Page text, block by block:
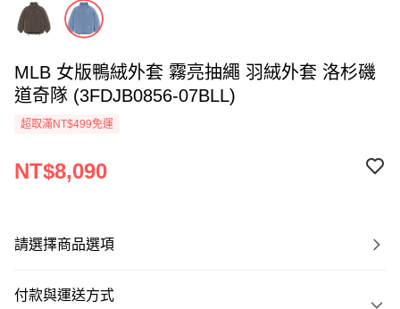
MLB 女版鴨絨外套 霧亮抽繩 羽絨外套 洛杉磯
道奇隊 (3FDJB0856-07BLL)
超取滿NT$499免運
NT$8,090
請選擇商品選項
付款與運送方式